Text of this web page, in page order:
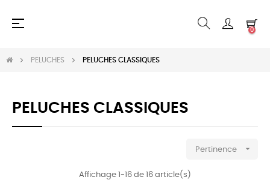
Basculer
☰
0
PELUCHES PELUCHES CLASSIQUES
PELUCHES CLASSIQUES
Pertinence 
Affichage 1-16 de 16 article(s)